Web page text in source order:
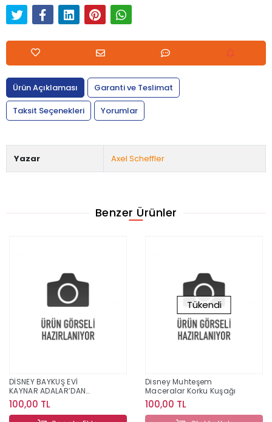
Ürün Açıklaması
Garanti ve Teslimat
Taksit Seçenekleri
Yorumlar
Yazar Axel Scheffler
Benzer Ürünler
DİSNEY BAYKUŞ EVİ
KAYNAR ADALAR’DAN
SİHİR-TEŞEM MACERALAR
100,00 TL
Tükendi
Disney Muhteşem
Maceralar Korku Kuşağı
100,00 TL